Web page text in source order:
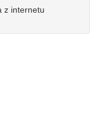
z internetu